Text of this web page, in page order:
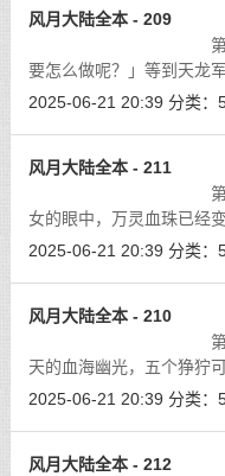
风月大陆全本 - 209
第二十一集第
要怎么做呢？」等到天龙
凤舞发问。[详细]
2025-06-21 20:39 分类：
风月大陆全本 - 211
第二十一集
女的眼中，万灵血珠已经
觉，明明是一颗不过寸半
2025-06-21 20:39 分类：
风月大陆全本 - 210
第二十一集第
天的血海幽光，五个狰狞
们的面前。在万灵血珠所
2025-06-21 20:39 分类：
风月大陆全本 - 212